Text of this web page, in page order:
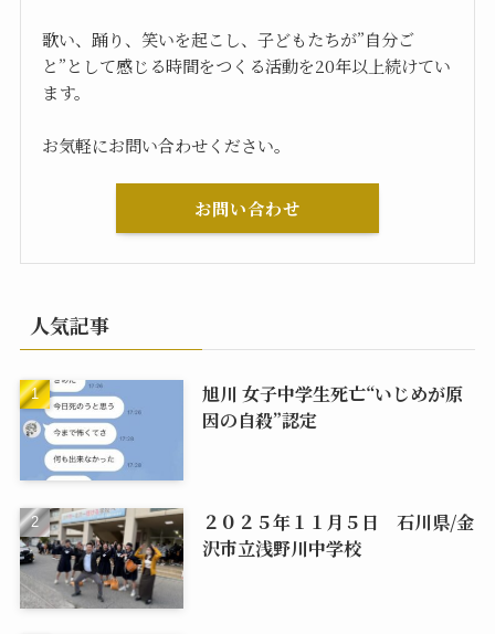
歌い、踊り、笑いを起こし、子どもたちが”自分ご
と”として感じる時間をつくる活動を20年以上続けてい
ます。
お気軽にお問い合わせください。
お問い合わせ
人気記事
旭川 女子中学生死亡“いじめが原
因の自殺”認定
２０２５年１１月５日 石川県/金
沢市立浅野川中学校